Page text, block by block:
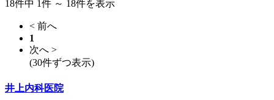
18件中 1件 ～ 18件を表示
< 前へ
1
次へ >
(30件ずつ表示)
井上内科医院